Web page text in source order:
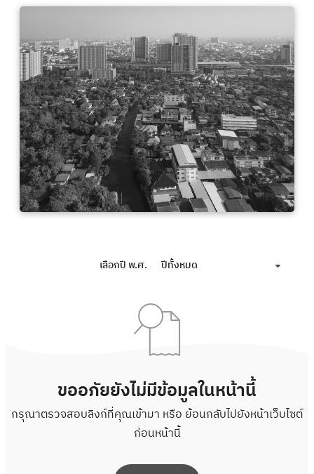
เลือกปี พ.ศ. ปีทั้งหมด
ขออภัยยังไม่มีข้อมูลในหน้านี้
กรุณาตรวจสอบลิงก์ที่คุณเข้ามา หรือ ย้อนกลับไปยังหน้าเว็บไซต์
ก่อนหน้านี้